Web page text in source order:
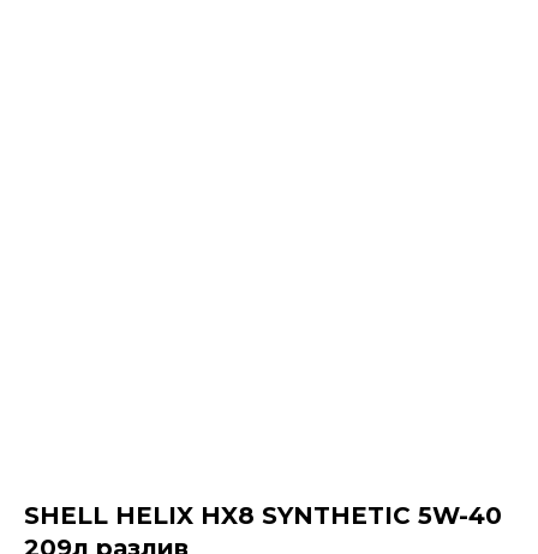
SHELL HELIX HX8 SYNTHETIC 5W-40
209л разлив